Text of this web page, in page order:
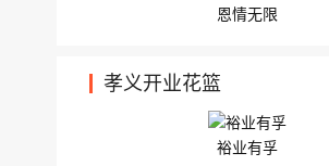
恩情无限
孝义开业花篮
裕业有孚